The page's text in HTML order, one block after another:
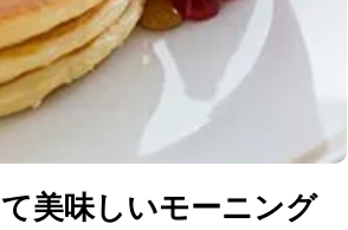
美味しいモーニング